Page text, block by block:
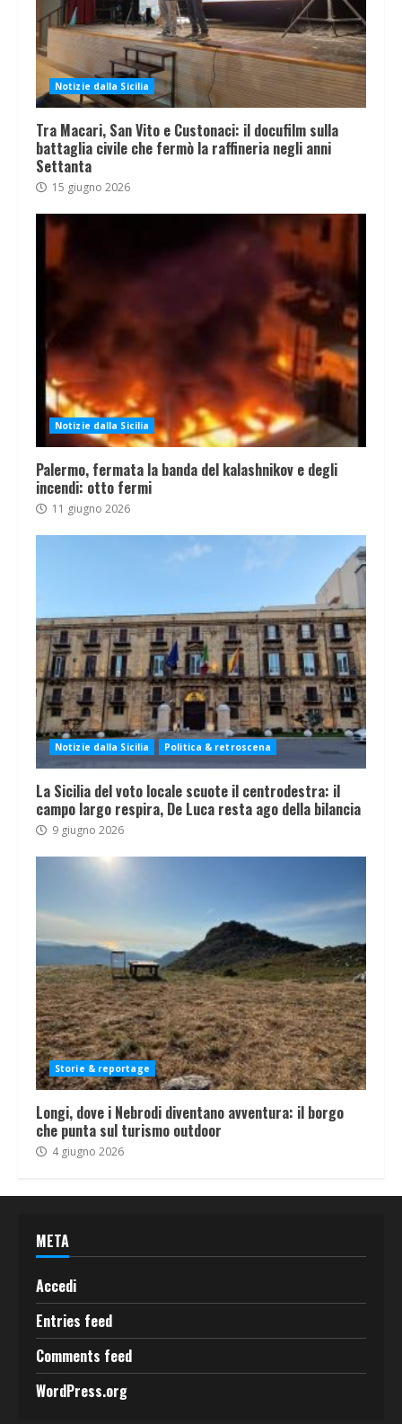
Notizie dalla Sicilia
Tra Macari, San Vito e Custonaci: il docufilm sulla
battaglia civile che fermò la raffineria negli anni
Settanta
15 giugno 2026
Notizie dalla Sicilia
Palermo, fermata la banda del kalashnikov e degli
incendi: otto fermi
11 giugno 2026
Notizie dalla Sicilia Politica & retroscena
La Sicilia del voto locale scuote il centrodestra: il
campo largo respira, De Luca resta ago della bilancia
9 giugno 2026
Storie & reportage
Longi, dove i Nebrodi diventano avventura: il borgo
che punta sul turismo outdoor
4 giugno 2026
META
Accedi
Entries feed
Comments feed
WordPress.org